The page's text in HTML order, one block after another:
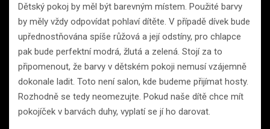
Dětský pokoj by měl být barevným místem. Použité barvy
by měly vždy odpovídat pohlaví dítěte. V případě dívek bude
upřednostňována spíše růžová a její odstíny, pro chlapce
pak bude perfektní modrá, žlutá a zelená. Stojí za to
připomenout, že barvy v dětském pokoji nemusí vzájemně
dokonale ladit. Toto není salon, kde budeme přijímat hosty.
Rozhodně se tedy neomezujte. Pokud naše dítě chce mít
pokojíček v barvách duhy, vyplatí se jí ho darovat.